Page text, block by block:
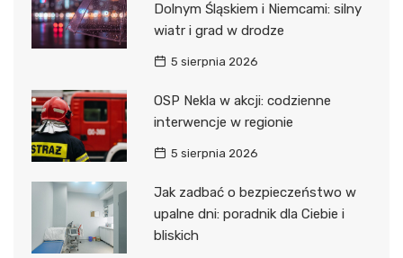
Dolnym Śląskiem i Niemcami: silny
wiatr i grad w drodze
5 sierpnia 2026
OSP Nekla w akcji: codzienne
interwencje w regionie
5 sierpnia 2026
Jak zadbać o bezpieczeństwo w
upalne dni: poradnik dla Ciebie i
bliskich